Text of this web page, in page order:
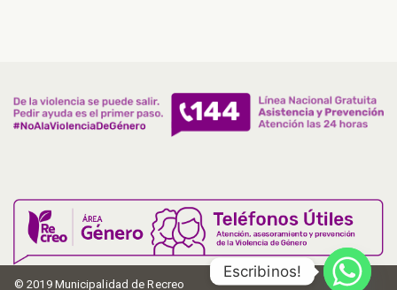
© 2019 Municipalidad de Recreo
Escribinos!